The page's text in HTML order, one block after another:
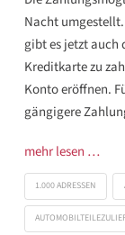
Nacht
gibt es jetzt auch
Kreditkarte zu
Konto eröffnen.
gängigere
mehr lesen …
1.000 ADRESSEN